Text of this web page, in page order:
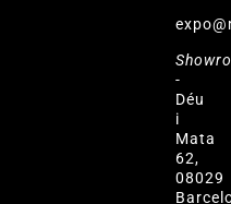
-
Déu
i
Mata
62,
08029